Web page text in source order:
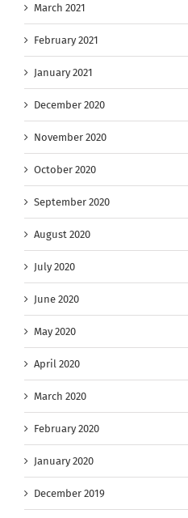
March 2021
February 2021
January 2021
December 2020
November 2020
October 2020
September 2020
August 2020
July 2020
June 2020
May 2020
April 2020
March 2020
February 2020
January 2020
December 2019